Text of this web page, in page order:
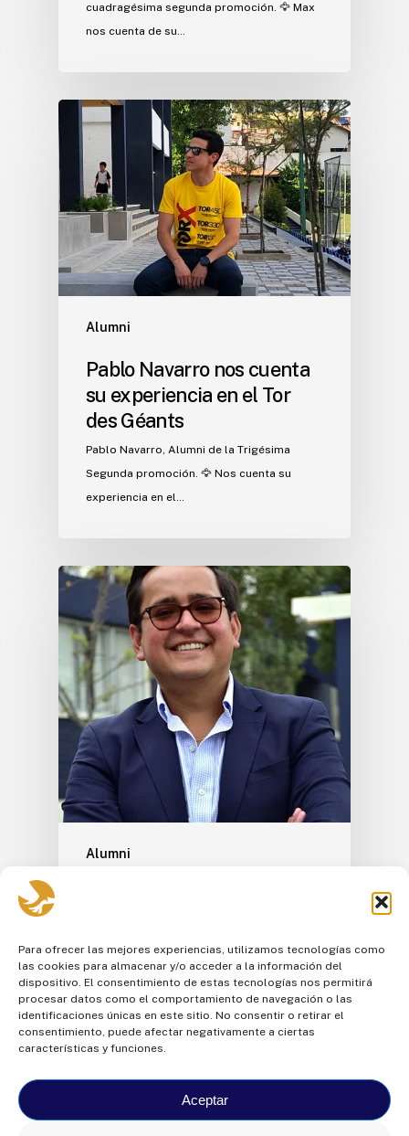
Para ofrecer las mejores experiencias, utilizamos tecnologías como
las cookies para almacenar y/o acceder a la información del
dispositivo. El consentimiento de estas tecnologías nos permitirá
procesar datos como el comportamiento de navegación o las
identificaciones únicas en este sitio. No consentir o retirar el
consentimiento, puede afectar negativamente a ciertas
características y funciones.
Aceptar
cuadragésima segunda promoción. 🦅 Max
nos cuenta de su…
Alumni
Pablo Navarro nos cuenta
su experiencia en el Tor
des Géants
Pablo Navarro, Alumni de la Trigésima
Segunda promoción. 🦅 Nos cuenta su
experiencia en el…
Alumni
en España
Marcelo Moreira, Alumni de la
Cuadragésima primera promoción. 🦅 En su
visita nos cuenta de…